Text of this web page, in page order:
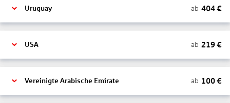
Uruguay ab 404€
USA ab 219€
Vereinigte Arabische Emirate ab 100€